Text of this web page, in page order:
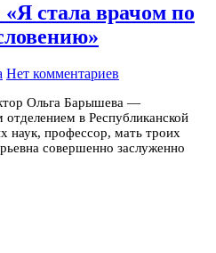
стала врачом по
Нет комментариев
Ольга Барышева —
в Республиканской
наук, профессор, мать троих
совершенно заслуженно